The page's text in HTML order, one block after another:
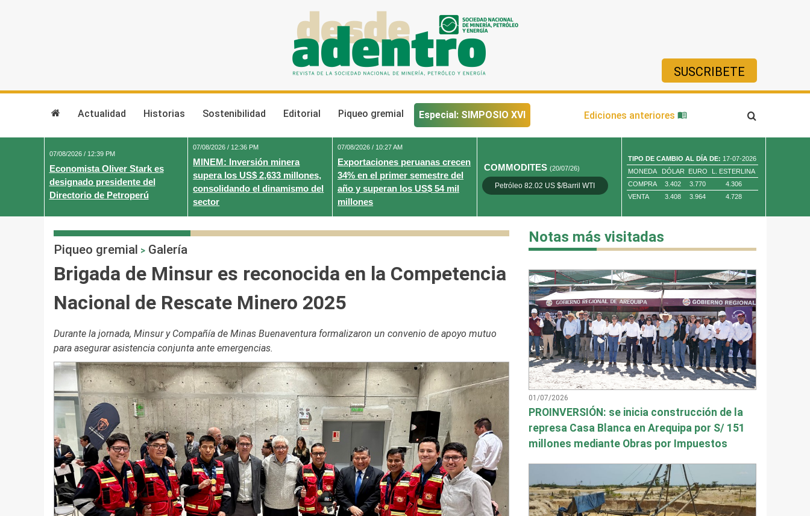
SUSCRIBETE
Actualidad Historias Sostenibilidad Editorial Piqueo gremial Especial: SIMPOSIO XVI Ediciones anteriores
07/08/2026 / 12:39 PM
Economista Oliver Stark es
designado presidente del
Directorio de Petroperú
07/08/2026 / 12:36 PM
MINEM: Inversión minera
supera los US$ 2,633 millones,
consolidando el dinamismo del
sector
07/08/2026 / 10:27 AM
Exportaciones peruanas crecen
34% en el primer semestre del
año y superan los US$ 54 mil
millones
COMMODITES(20/07/26)
Petróleo 82.02 US $/Barril WTI Oro 4,010.80 US $/ Oz. Tr.
TIPO DE CAMBIO AL DÍA DE: 17-07-2026
MONEDA
DÓLAR EURO
L. ESTERLINA
COMPRA
3.402 3.770
4.306
VENTA
3.408 3.964 4.728
Piqueo gremial > Galería
Brigada de Minsur es reconocida en la Competencia
Nacional de Rescate Minero 2025
Durante la jornada, Minsur y Compañía de Minas Buenaventura formalizaron un convenio de apoyo mutuo
para asegurar asistencia conjunta ante emergencias.
Notas más visitadas
01/07/2026
PROINVERSIÓN: se inicia construcción de la
represa Casa Blanca en Arequipa por S/ 151
millones mediante Obras por Impuestos